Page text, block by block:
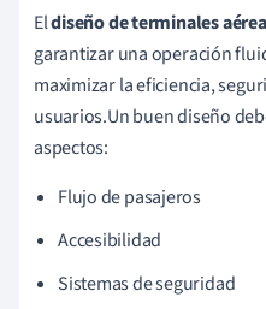
Eldiseño de terminales
garantizar una operación
maximizar la eficiencia,
usuarios.Un buen diseño
aspectos:
Flujo de pasajeros
Accesibilidad
Sistemas de seguridad